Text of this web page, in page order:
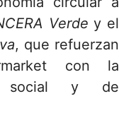
Verde y el
, que refuerzan
con la
social y de